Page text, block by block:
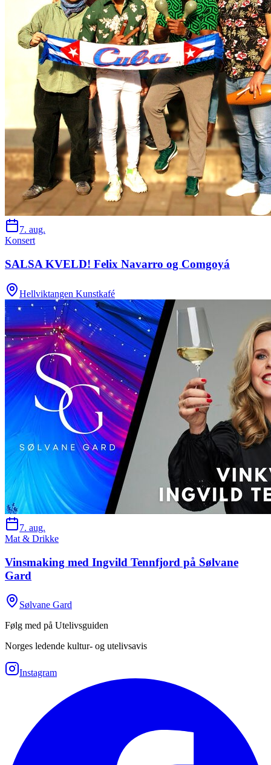
7. aug.
Konsert
SALSA KVELD! Felix Navarro og Comgoyá
Hellviktangen Kunstkafé
7. aug.
Mat & Drikke
Vinsmaking med Ingvild Tennfjord på Sølvane
Gard
Sølvane Gard
Følg med på Utelivsguiden
Norges ledende kultur- og utelivsavis
Instagram